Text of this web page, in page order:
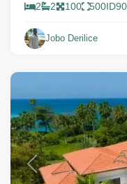
2 2 100 500ID
Jobo Derilice
Vorherige